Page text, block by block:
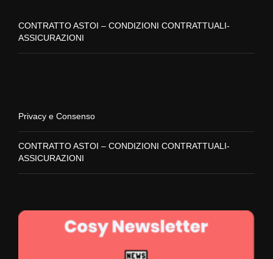
CONTRATTO ASTOI – CONDIZIONI CONTRATTUALI-
ASSICURAZIONI
Privacy e Consenso
CONTRATTO ASTOI – CONDIZIONI CONTRATTUALI-
ASSICURAZIONI